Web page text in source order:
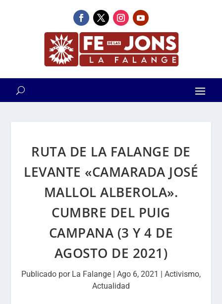
RUTA DE LA FALANGE DE
LEVANTE «CAMARADA JOSÉ
MALLOL ALBEROLA».
CUMBRE DEL PUIG
CAMPANA (3 Y 4 DE
AGOSTO DE 2021)
Publicado por La Falange | Ago 6, 2021 | Activismo,
Actualidad